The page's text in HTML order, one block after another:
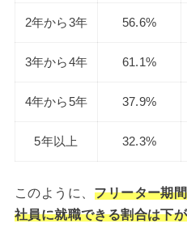
2年から3年 56.6%
3年から4年 61.1%
4年から5年 37.9%
5年以上 32.3%
このように、 フリーター期
社員に就職できる割合は下